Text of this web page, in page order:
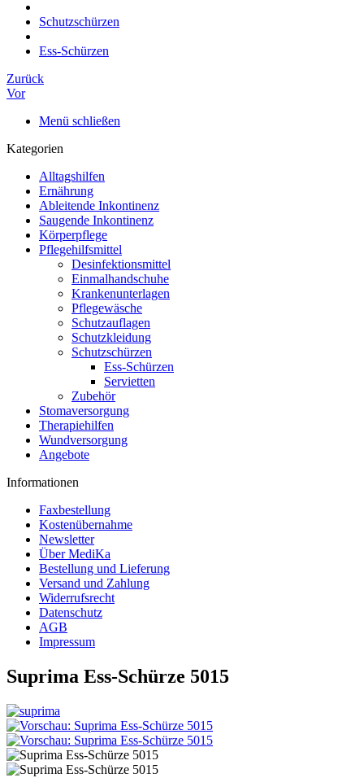
Schutzschürzen
Ess-Schürzen
Zurück
Vor
Menü schließen
Kategorien
Alltagshilfen
Ernährung
Ableitende Inkontinenz
Saugende Inkontinenz
Körperpflege
Pflegehilfsmittel
Desinfektionsmittel
Einmalhandschuhe
Krankenunterlagen
Pflegewäsche
Schutzauflagen
Schutzkleidung
Schutzschürzen
Ess-Schürzen
Servietten
Zubehör
Stomaversorgung
Therapiehilfen
Wundversorgung
Angebote
Informationen
Faxbestellung
Kostenübernahme
Newsletter
Über MediKa
Bestellung und Lieferung
Versand und Zahlung
Widerrufsrecht
Datenschutz
AGB
Impressum
Suprima Ess-Schürze 5015